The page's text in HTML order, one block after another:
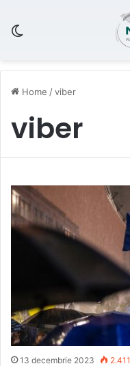
Home /viber
viber
13 decembrie 2023 2.411